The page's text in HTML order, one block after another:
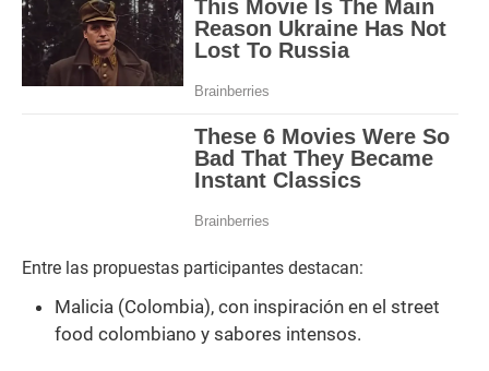
Entre las propuestas participantes destacan:
Malicia (Colombia), con inspiración en el street
food colombiano y sabores intensos.